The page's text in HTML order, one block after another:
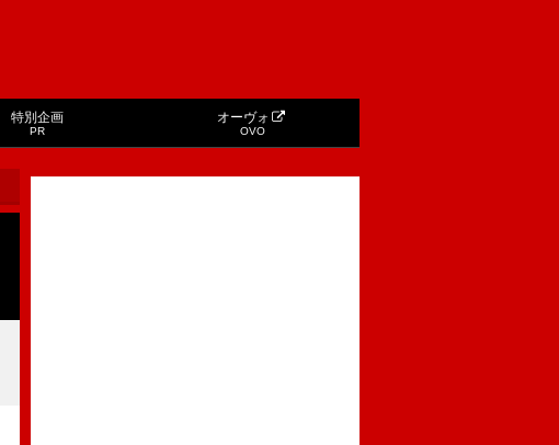
特別企画
PR
オーヴォ
OVO